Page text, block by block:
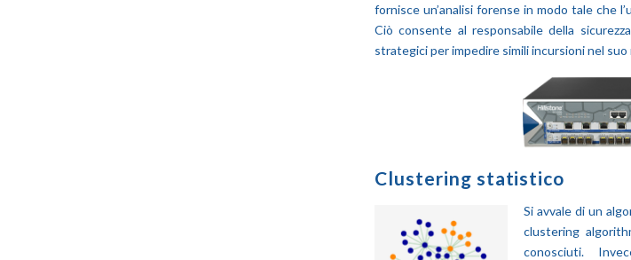
fornisce un’analisi forense in modo tale che
Ciò consente al responsabile della
strategici per impedire simili incursioni nel
Clustering statistico
Si avvale di un
clustering
conosciuti.